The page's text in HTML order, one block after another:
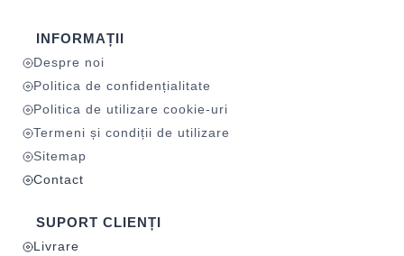
INFORMAȚII
Despre noi
Politica de confidențialitate
Politica de utilizare cookie-uri
Termeni și condiții de utilizare
Sitemap
Contact
SUPORT CLIENȚI
Livrare